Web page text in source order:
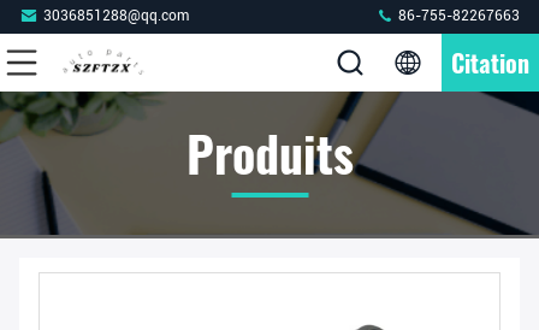
3036851288@qq.com 86-755-82267663
Citation
Produits